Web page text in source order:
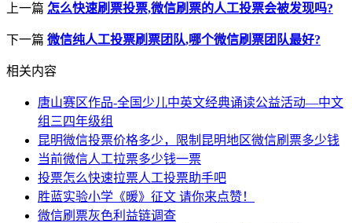
上一篇 怎么快速刷票投票,微信刷票的人工投票会被发现吗?
下一篇 微信纯人工投票刷票团队,哪个微信刷票团队最好?
相关内容
唐山赛区作品-全国少儿中英文经典诵读公益活动—中文
组三四年级组
昆明微信投票价格多少，限制昆明地区微信刷票多少钱
当前微信人工拉票多少钱一票
投票怎么快速拉票人工投票助手吧
胜蓝实验小学《暖》征文 请你来点赞！
微信刷票灰色利益链调查